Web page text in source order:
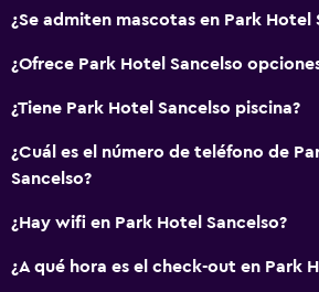
Sala de juegos
Salón de belleza
Paseos a caballo
Mesa de billar
¿Se admiten mascotas en Park Hotel
¿Ofrece Park Hotel Sancelso
¿Tiene Park Hotel Sancelso piscina?
¿Cuál es el número de teléfono de
Sancelso?
¿Hay wifi en Park Hotel Sancelso?
¿A qué hora es el check-out en Park